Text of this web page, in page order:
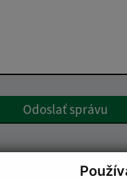
Odoslať správu